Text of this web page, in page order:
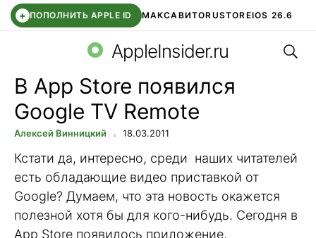
+ ПОПОЛНИТЬ APPLE ID МАКСАВИТОRUSTOREIOS 26.6
СБЕР КИДС ВТБ ОНЛАЙН ЧАТ В ROBLOX
AppleInsider.ru
В App Store появился
Google TV Remote
Алексей Винницкий 18.03.2011
Кстати да, интересно, среди наших читателей
есть обладающие видео приставкой от
Google? Думаем, что эта новость окажется
полезной хотя бы для кого-нибудь. Сегодня в
App Store появилось приложение,